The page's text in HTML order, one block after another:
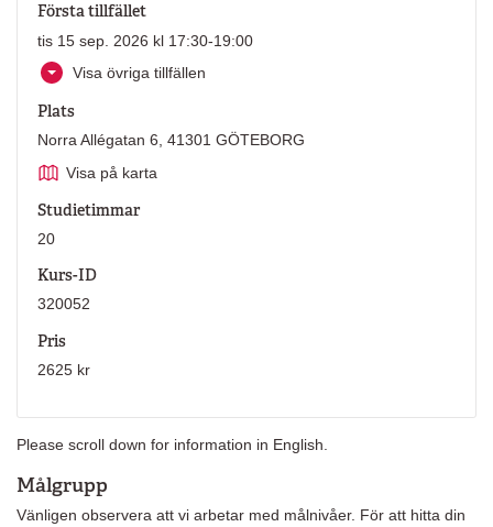
Please scroll down for information in English.
Målgrupp
Vänligen observera att vi arbetar med målnivåer. För att hitta din
Första tillfället
tis 15 sep. 2026 kl 17:30-19:00
Visa övriga tillfällen
Plats
Norra Allégatan 6, 41301 GÖTEBORG
Visa på karta
Studietimmar
20
Kurs-ID
320052
Pris
2625 kr